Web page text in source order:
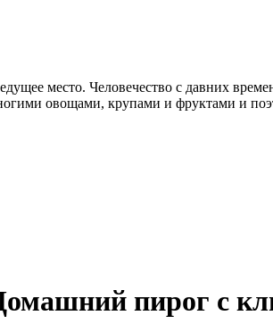
место. Человечество с давних
овощами, крупами и фруктами и
пирог с